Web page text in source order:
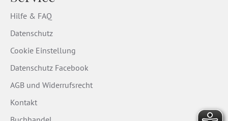
Hilfe & FAQ
Datenschutz
Cookie Einstellung
Datenschutz Facebook
AGB und Widerrufsrecht
Kontakt